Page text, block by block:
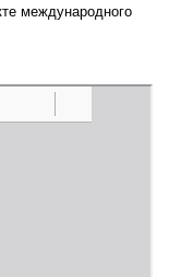
международного